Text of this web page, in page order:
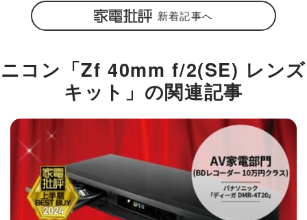
新着記事へ
ニコン「Zf 40mm f/2(SE) レンズ
キット」の関連記事